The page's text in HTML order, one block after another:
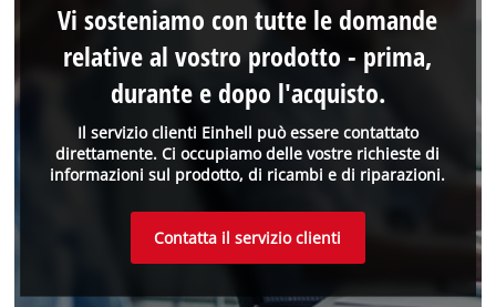
Il servizio clienti Einhell può essere contattato
direttamente. Ci occupiamo delle vostre richieste di
informazioni sul prodotto, di ricambi e di riparazioni.
Vi sosteniamo con tutte le domande
relative al vostro prodotto - prima,
durante e dopo l'acquisto.
Contatta il servizio clienti